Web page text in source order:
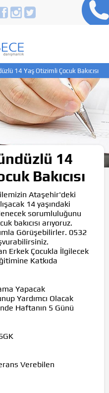
14 Yaş Otizimli Çocuk Bakıcısı
14
Bakıcısı
ailemizin Ataşehir'deki
14 yaşındaki
sorumluluğunu
bakıcısı arıyoruz.
Görüşebilirler. 0532
Erkek Çocukla İlgilecek
Katkıda
Yapacak
Yardımcı Olacak
Haftanın 5 Günü
Verebilen